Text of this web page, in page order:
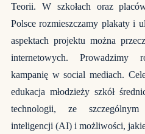
Teorii. W szkołach oraz
Polsce rozmieszczamy plakaty i
aspektach projektu można
internetowych. Prowadzimy
kampanię w social mediach.
edukacja młodzieży szkół
technologii, ze szczególnym
inteligencji (AI) i możliwości,